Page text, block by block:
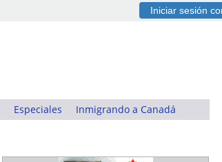
Iniciar sesión
Especiales Inmigrando a Canadá